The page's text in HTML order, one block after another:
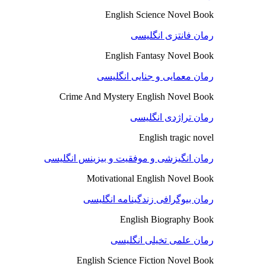
English Science Novel Book
رمان فانتزی انگلیسی
English Fantasy Novel Book
رمان معمایی و جنایی انگلیسی
Crime And Mystery English Novel Book
رمان تراژدی انگلیسی
English tragic novel
رمان انگیزشی و موفقیت و بیزینس انگلیسی
Motivational English Novel Book
رمان بیوگرافی زندگینامه انگلیسی
English Biography Book
رمان علمی تخیلی انگلیسی
English Science Fiction Novel Book